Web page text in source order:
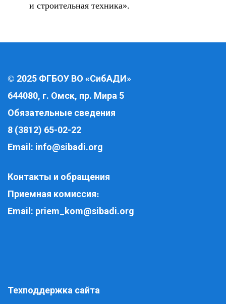
и строительная техника».
© 2025 ФГБОУ ВО «СибАДИ»
644080, г. Омск, пр. Мира 5
Обязательные сведения
8 (3812) 65-02-22
Email: info@sibadi.org
Контакты и обращения
Приемная комиссия:
Email: priem_kom@sibadi.org
Техподдержка сайта